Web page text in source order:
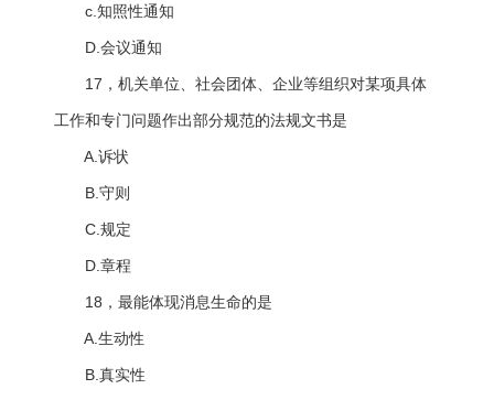
c.知照性通知
D.会议通知
17，机关单位、社会团体、企业等组织对某项具体
工作和专门问题作出部分规范的法规文书是
A.诉状
B.守则
C.规定
D.章程
18，最能体现消息生命的是
A.生动性
B.真实性